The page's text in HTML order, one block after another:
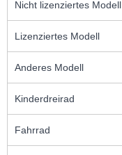
Nicht lizenziertes Modell
Lizenziertes Modell
Anderes Modell
Kinderdreirad
Fahrrad